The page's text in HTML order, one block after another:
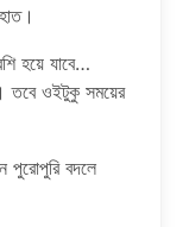
হয়ে যাবে…
তবে ওইটুকু সময়ের
বদলে